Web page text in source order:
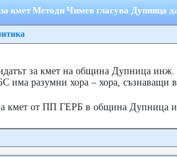
кмет Методи Чимев гласува Дупница
за кмет на община Дупница
има разумни хора – хора, съзнаващи
кмет от ПП ГЕРБ в община